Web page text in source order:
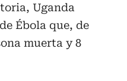
Uganda
Ébola que, de
muerta y 8